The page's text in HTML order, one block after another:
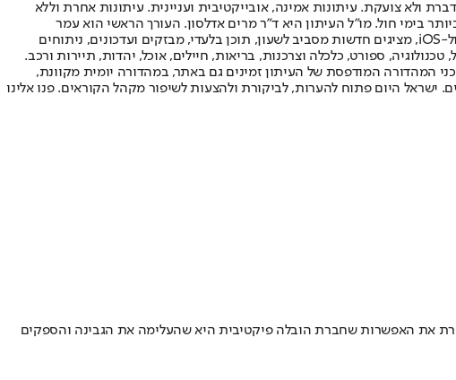
ולא צועקת. עיתונות אמינה, אובייקטיבית ועניינית. עיתונות אחרת וללא
בעל שיעור החשיפה הגבוה ביותר בימי חול. מו"ל העיתון היא ד"ר מרים אדלסון. העורך הראשי הוא עמר
לחמנוביץ, והעורך המייסד הוא עמוס רגב. אתרי האינטרנט של "ישראל היום" בעברית ובאנגלית, כמו כן היישומונים (אפליקציות) לאנדרואיד ול-iOS, מציגים חדשות מסביב לשעון, תוכן בלעדי, מבזקים ועדכונים, ניתוחים
ספורט, כלכלה וצרכנות, בריאות, חיילים, אוכל, יהדות, תיירות ורכב.
המהדורה המודפסת של העיתון זמינים גם באתר, במהדורה יומית מקוונת,
ישראל היום פתוח להערות, לביקורת ולהצעות לשיפור מקהל הקוראים. פנו אלינו
מבוואריה לצרפת • המשטרה חוקרת את האפשרות שחברת הובלה פיקטיבית היא שהעלימה את הגבינה והספקים